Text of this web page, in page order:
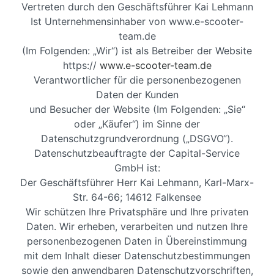
Vertreten durch den Geschäftsführer Kai Lehmann
Ist Unternehmensinhaber von www.e-scooter-
team.de
(Im Folgenden: „Wir“) ist als Betreiber der Website
https:// www.e-scooter-team.de
Verantwortlicher für die personenbezogenen
Daten der Kunden
und Besucher der Website (Im Folgenden: „Sie“
oder „Käufer“) im Sinne der
Datenschutzgrundverordnung („DSGVO“).
Datenschutzbeauftragte der Capital-Service
GmbH ist:
Der Geschäftsführer Herr Kai Lehmann, Karl-Marx-
Str. 64-66; 14612 Falkensee
Wir schützen Ihre Privatsphäre und Ihre privaten
Daten. Wir erheben, verarbeiten und nutzen Ihre
personenbezogenen Daten in Übereinstimmung
mit dem Inhalt dieser Datenschutzbestimmungen
sowie den anwendbaren Datenschutzvorschriften,